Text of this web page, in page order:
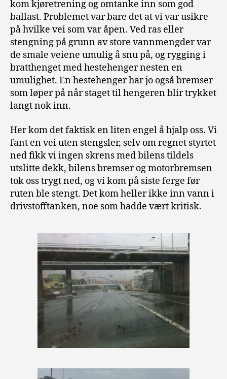
kom kjøretrening og omtanke inn som god
ballast. Problemet var bare det at vi var usikre
på hvilke vei som var åpen. Ved ras eller
stengning på grunn av store vannmengder var
de smale veiene umulig å snu på, og rygging i
bratthenget med hestehenger nesten en
umulighet. En hestehenger har jo også bremser
som løper på når staget til hengeren blir trykket
langt nok inn.
Her kom det faktisk en liten engel å hjalp oss. Vi
fant en vei uten stengsler, selv om regnet styrtet
ned fikk vi ingen skrens med bilens tildels
utslitte dekk, bilens bremser og motorbremsen
tok oss trygt ned, og vi kom på siste ferge før
ruten ble stengt. Det kom heller ikke inn vann i
drivstofftanken, noe som hadde vært kritisk.